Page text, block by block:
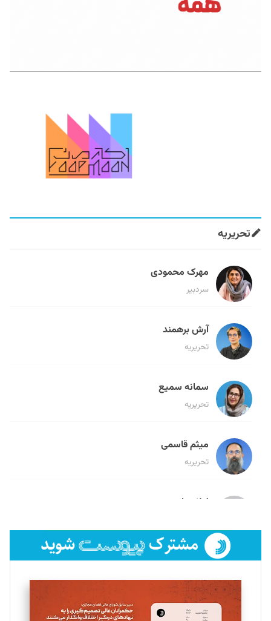
تحریریه
مهرک محمودی
سردبیر
آرش برهمند
تحریریه
سمانه سمیع
تحریریه
میثم قاسمی
تحریریه
لیلا حنارود
فائزه فتحی رستمی
تحریریه
سروش کرمیان